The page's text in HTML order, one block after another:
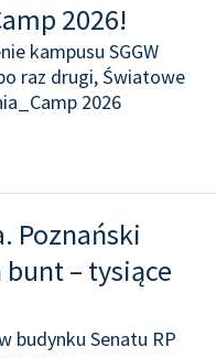
2026!
kampusu SGGW
raz drugi, Światowe
2026
Poznański
bunt – tysiące
budynku Senatu RP